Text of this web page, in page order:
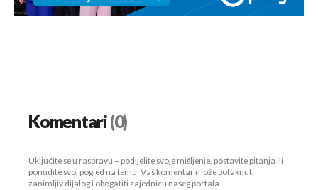
Komentari(0)
Uključite se u raspravu – podijelite svoje mišljenje, postavite pitanja ili
ponudite svoj pogled na temu. Vaš komentar može potaknuti
zanimljiv dijalog i obogatiti zajednicu našeg portala.